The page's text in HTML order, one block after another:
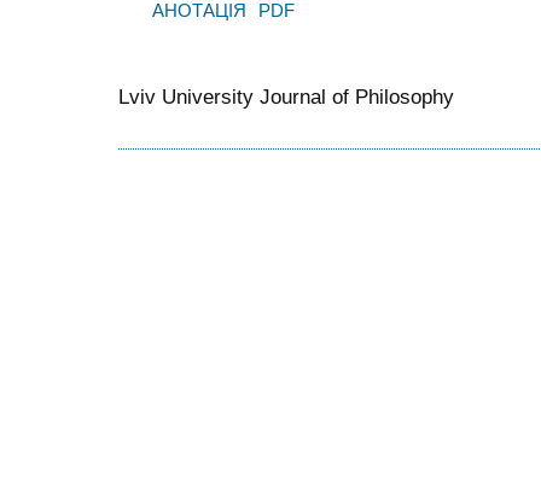
АНОТАЦІЯ PDF
Lviv University Journal of Philosophy